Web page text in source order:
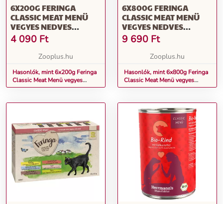
6X200G FERINGA
CLASSIC MEAT MENÜ
VEGYES NEDVES
MACSKATÁP
4 090 Ft
Zooplus.hu
Hasonlók, mint 6x200g Feringa
Classic Meat Menü vegyes
nedves macskatáp
6X800G FERINGA
CLASSIC MEAT MENÜ
VEGYES NEDVES
MACSKATÁP
9 690 Ft
Zooplus.hu
Hasonlók, mint 6x800g Feringa
Classic Meat Menü vegyes
nedves macskatáp